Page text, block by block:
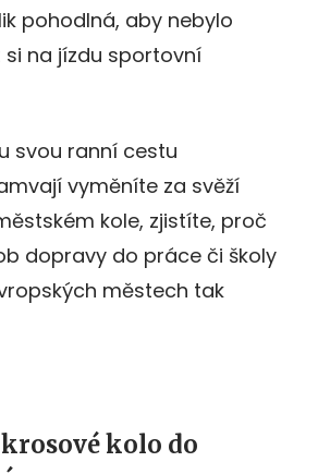
pohodlná, aby nebylo
na jízdu sportovní
svou ranní cestu
vyměníte za svěží
kole, zjistíte, proč
dopravy do práce či školy
městech tak
kolo do